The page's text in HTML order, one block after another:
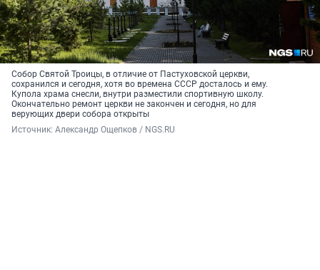
Собор Святой Троицы, в отличие от Пастуховской церкви,
сохранился и сегодня, хотя во времена СССР досталось и ему.
Купола храма снесли, внутри разместили спортивную школу.
Окончательно ремонт церкви не закончен и сегодня, но для
верующих двери собора открыты
Источник: Александр Ощепков / NGS.RU